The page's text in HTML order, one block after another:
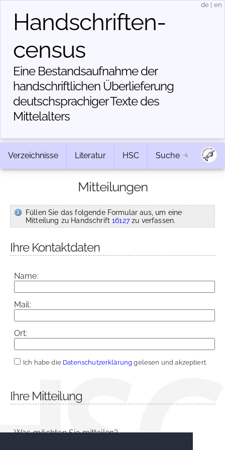
Handschriften­
census
Eine Bestandsaufnahme der
handschriftlichen Über­lieferung
deutschsprachiger Texte des
Mittelalters
de en
Verzeichnisse Literatur HSC Suche
Mitteilungen
Füllen Sie das folgende Formular aus, um eine
Mitteilung zu Handschrift16127zu verfassen.
Ihre Kontaktdaten
Name:
Mail:
Ort:
Ich habe die Datenschutzerklärung gelesen und akzeptiert.
Ihre Mitteilung
Was möchten Sie mitteilen?